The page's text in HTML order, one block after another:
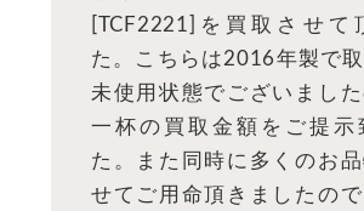
[TCF2221]を買取させて
た。こちらは2016年製で
未使用状態でございまし
一杯の買取金額をご提示
た。また同時に多くのお
せてご用命頂きましたの